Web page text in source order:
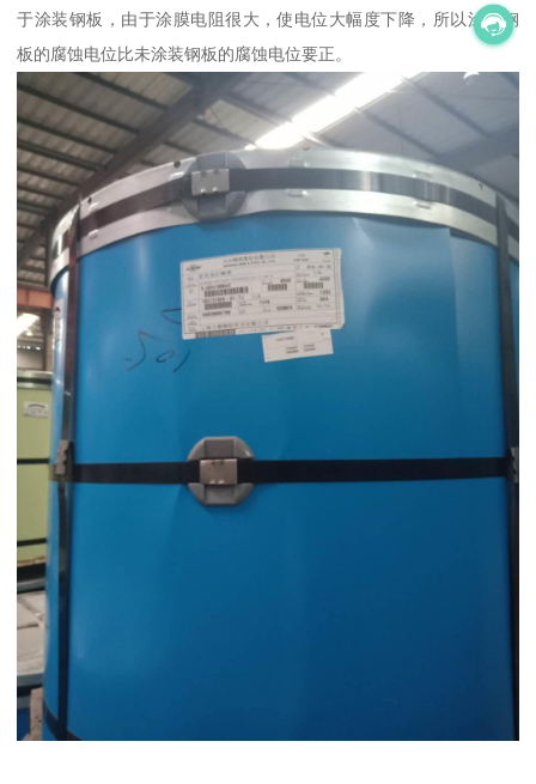
于涂装钢板，由于涂膜电阻很大，使电位大幅度下降，所以涂麦钢
板的腐蚀电位比未涂装钢板的腐蚀电位要正。